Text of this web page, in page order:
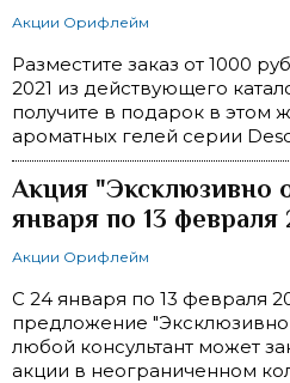
Акции Орифлейм
Разместите заказ от 1000
2021 из действующего
получите в подарок в этом
ароматных гелей серии
Акция "Эксклюзивно
января по 13 февраля
Акции Орифлейм
С 24 января по 13 февраля
предложение "Эксклюзивно
любой консультант может
акции в неограниченном